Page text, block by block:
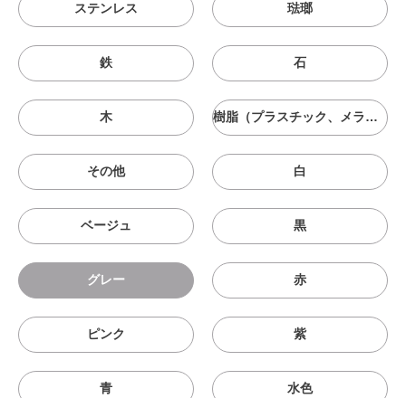
ステンレス 琺瑯
鉄 石
木 樹脂（プラスチック、メラニン、シリコン等）
その他 白
ベージュ 黒
グレー 赤
ピンク 紫
青 水色